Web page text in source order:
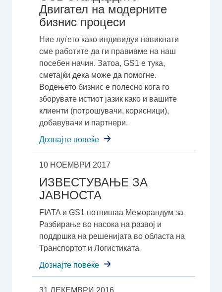
Двигател на модерните
бизнис процеси
Ние луѓето како индивидуи навикнати
сме работите да ги правивме на наш
посебен начин. Затоа, GS1 e тука,
сметајќи дека може да помогне.
Водењето бизнис е полесно кога го
зборувате истиот јазик како и вашите
клиенти (потрошувачи, корисници),
добавувачи и партнери.
Дознајте повеќе
10 НОЕМВРИ 2017
ИЗВЕСТУВАЊЕ ЗА
ЈАВНОСТА
FIATA и GS1 потпишаа Меморандум за
Разбирање во насока на развој и
поддршка на решенијата во областа на
Транспортот и Логистиката
Дознајте повеќе
31 ДЕКЕМВРИ 2016